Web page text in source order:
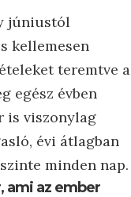
júniustól
kellemesen
teremtve a
egész évben
is viszonylag
évi átlagban
minden nap.
ami az ember